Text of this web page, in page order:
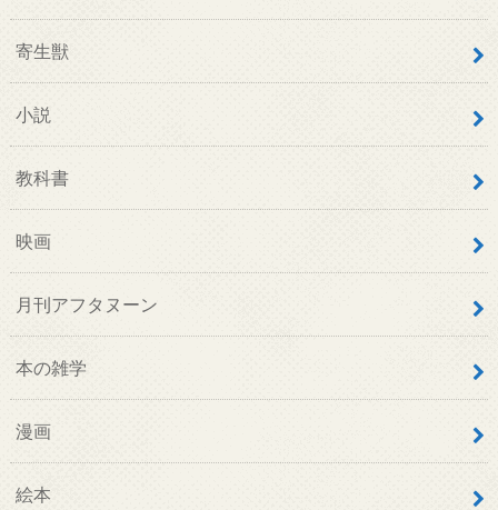
寄生獣
小説
教科書
映画
月刊アフタヌーン
本の雑学
漫画
絵本